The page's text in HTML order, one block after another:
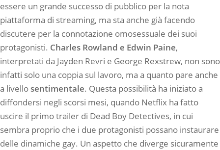
essere un grande successo di pubblico per la nota
piattaforma di streaming, ma sta anche già facendo
discutere per la connotazione omosessuale dei suoi
protagonisti. Charles Rowland e Edwin Paine,
interpretati da Jayden Revri e George Rexstrew, non sono
infatti solo una coppia sul lavoro, ma a quanto pare anche
a livellosentimentale. Questa possibilità ha iniziato a
diffondersi negli scorsi mesi, quando Netflix ha fatto
uscire il primo trailer di Dead Boy Detectives, in cui
sembra proprio che i due protagonisti possano instaurare
delle dinamiche gay. Un aspetto che diverge sicuramente